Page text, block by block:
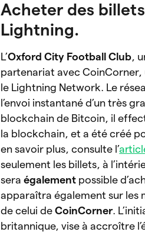
Acheter des
Lightning.
L’Oxford City Football Club,
partenariat avec CoinCorner,
le Lightning Network. Le
l’envoi instantané d’un très
blockchain de Bitcoin, il
la blockchain, et a été créé
en savoir plus, consulte l’
seulement les billets, à
seraégalement possible
apparaîtra également sur les
de celui deCoinCorner.
britannique, vise à accroître